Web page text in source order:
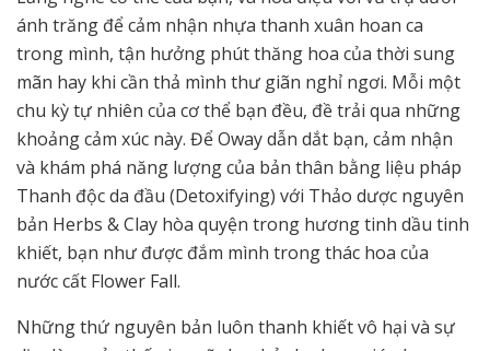
ánh trăng để cảm nhận nhựa thanh xuân hoan ca
trong mình, tận hưởng phút thăng hoa của thời sung
mãn hay khi cần thả mình thư giãn nghỉ ngơi. Mỗi một
chu kỳ tự nhiên của cơ thể bạn đều, đề trải qua những
khoảng cảm xúc này. Để Oway dẫn dắt bạn, cảm nhận
và khám phá năng lượng của bản thân bằng liệu pháp
Thanh độc da đầu (Detoxifying) với Thảo dược nguyên
bản Herbs & Clay hòa quyện trong hương tinh dầu tinh
khiết, bạn như được đắm mình trong thác hoa của
nước cất Flower Fall.
Những thứ nguyên bản luôn thanh khiết vô hại và sự